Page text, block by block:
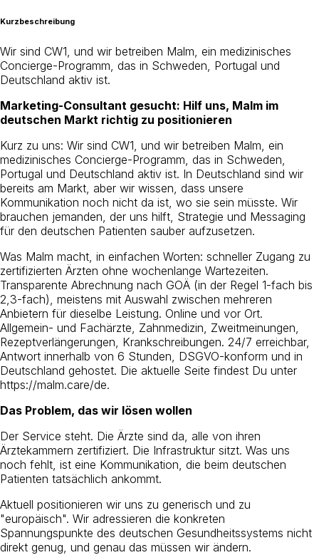
Kurzbeschreibung
Wir sind CW1, und wir betreiben Malm, ein medizinisches
Concierge-Programm, das in Schweden, Portugal und
Deutschland aktiv ist.
Marketing-Consultant gesucht: Hilf uns, Malm im
deutschen Markt richtig zu positionieren
Kurz zu uns: Wir sind CW1, und wir betreiben Malm, ein
medizinisches Concierge-Programm, das in Schweden,
Portugal und Deutschland aktiv ist. In Deutschland sind wir
bereits am Markt, aber wir wissen, dass unsere
Kommunikation noch nicht da ist, wo sie sein müsste. Wir
brauchen jemanden, der uns hilft, Strategie und Messaging
für den deutschen Patienten sauber aufzusetzen.
Was Malm macht, in einfachen Worten: schneller Zugang zu
zertifizierten Ärzten ohne wochenlange Wartezeiten.
Transparente Abrechnung nach GOÄ (in der Regel 1-fach bis
2,3-fach), meistens mit Auswahl zwischen mehreren
Anbietern für dieselbe Leistung. Online und vor Ort.
Allgemein- und Fachärzte, Zahnmedizin, Zweitmeinungen,
Rezeptverlängerungen, Krankschreibungen. 24/7 erreichbar,
Antwort innerhalb von 6 Stunden, DSGVO-konform und in
Deutschland gehostet. Die aktuelle Seite findest Du unter
https://malm.care/de.
Das Problem, das wir lösen wollen
Der Service steht. Die Ärzte sind da, alle von ihren
Ärztekammern zertifiziert. Die Infrastruktur sitzt. Was uns
noch fehlt, ist eine Kommunikation, die beim deutschen
Patienten tatsächlich ankommt.
Aktuell positionieren wir uns zu generisch und zu
"europäisch". Wir adressieren die konkreten
Spannungspunkte des deutschen Gesundheitssystems nicht
direkt genug, und genau das müssen wir ändern.